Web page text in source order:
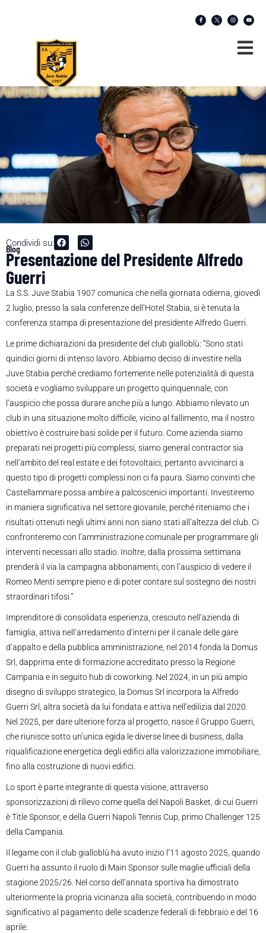
Condividi su:
Blog
Presentazione del Presidente Alfredo
Guerri
La S.S. Juve Stabia 1907 comunica che nella giornata odierna, giovedì
2 luglio, presso la sala conferenze dell’Hotel Stabia, si è tenuta la
conferenza stampa di presentazione del presidente Alfredo Guerri.
Le prime dichiarazioni da presidente del club gialloblù: “Sono stati
quindici giorni di intenso lavoro. Abbiamo deciso di investire nella
Juve Stabia perché crediamo fortemente nelle potenzialità di questa
società e vogliamo sviluppare un progetto quinquennale, con
l’auspicio che possa durare anche più a lungo. Abbiamo rilevato un
club in una situazione molto difficile, vicino al fallimento, ma il nostro
obiettivo è costruire basi solide per il futuro. Come azienda siamo
preparati nei progetti più complessi, siamo general contractor sia
nell’ambito del real estate e dei fotovoltaici, pertanto avvicinarci a
questo tipo di progetti complessi non ci fa paura. Siamo convinti che
Castellammare possa ambire a palcoscenici importanti. Investiremo
in maniera significativa nel settore giovanile, perché riteniamo che i
risultati ottenuti negli ultimi anni non siano stati all’altezza del club. Ci
confronteremo con l’amministrazione comunale per programmare gli
interventi necessari allo stadio. Inoltre, dalla prossima settimana
prenderà il via la campagna abbonamenti, con l’auspicio di vedere il
Romeo Menti sempre pieno e di poter contare sul sostegno dei nostri
straordinari tifosi.’’
Imprenditore di consolidata esperienza, cresciuto nell’azienda di
famiglia, attiva nell’arredamento d’interni per il canale delle gare
d’appalto e della pubblica amministrazione, nel 2014 fonda la Domus
Srl, dapprima ente di formazione accreditato presso la Regione
Campania e in seguito hub di coworking. Nel 2024, in un più ampio
disegno di sviluppo strategico, la Domus Srl incorpora la Alfredo
Guerri Srl, altra società da lui fondata e attiva nell’edilizia dal 2020.
Nel 2025, per dare ulteriore forza al progetto, nasce il Gruppo Guerri,
che riunisce sotto un’unica egida le diverse linee di business, dalla
riqualificazione energetica degli edifici alla valorizzazione immobiliare,
fino alla costruzione di nuovi edifici.
Lo sport è parte integrante di questa visione, attraverso
sponsorizzazioni di rilievo come quella del Napoli Basket, di cui Guerri
è Title Sponsor, e della Guerri Napoli Tennis Cup, primo Challenger 125
della Campania.
Il legame con il club gialloblù ha avuto inizio l’11 agosto 2025, quando
Guerri ha assunto il ruolo di Main Sponsor sulle maglie ufficiali della
stagione 2025/26. Nel corso dell’annata sportiva ha dimostrato
ulteriormente la propria vicinanza alla società, contribuendo in modo
significativo al pagamento delle scadenze federali di febbraio e del 16
aprile.